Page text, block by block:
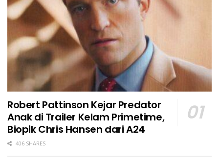
Robert Pattinson Kejar Predator
Anak di Trailer Kelam Primetime,
Biopik Chris Hansen dari A24
406 SHARES